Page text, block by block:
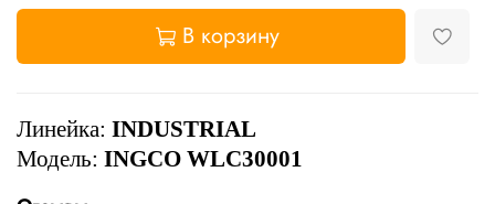
В корзину
Линейка: INDUSTRIAL
Модель: INGCO WLC30001